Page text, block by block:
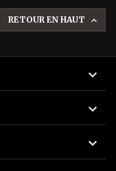
RETOUR EN HAUT 


